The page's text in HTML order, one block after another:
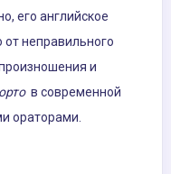
его английское
неправильного
и
в современной
ораторами.